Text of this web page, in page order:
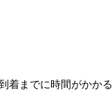
着までに時間がかかる